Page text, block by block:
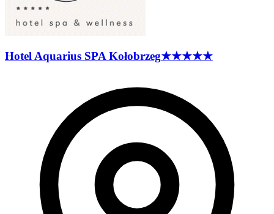
Hotel Aquarius SPAKołobrzeg★★★★★